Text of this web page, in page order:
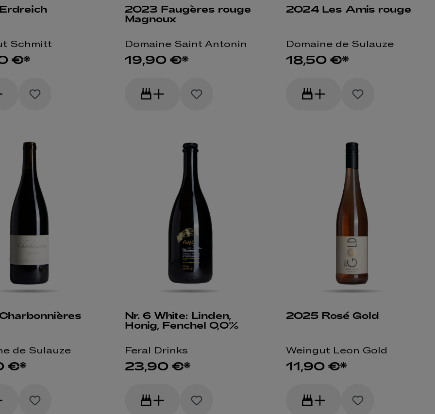
Schmitt
€*
2023 Faugères rouge
Magnoux
Domaine Saint Antonin
19,90 €*
2024 Les Amis rouge
Domaine de Sulauze
18,50 €*
de Sulauze
€*
Nr. 6 White: Linden,
Honig, Fenchel 0,0%
Feral Drinks
23,90 €*
2025 Rosé Gold
Weingut Leon Gold
11,90 €*